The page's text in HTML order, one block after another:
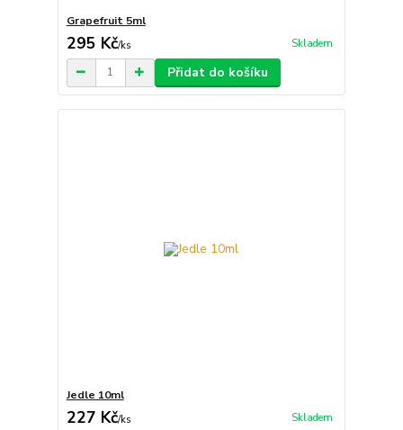
Grapefruit 5ml
295 Kč/ks Skladem
Přidat do košíku
Jedle 10ml
227 Kč/ks Skladem